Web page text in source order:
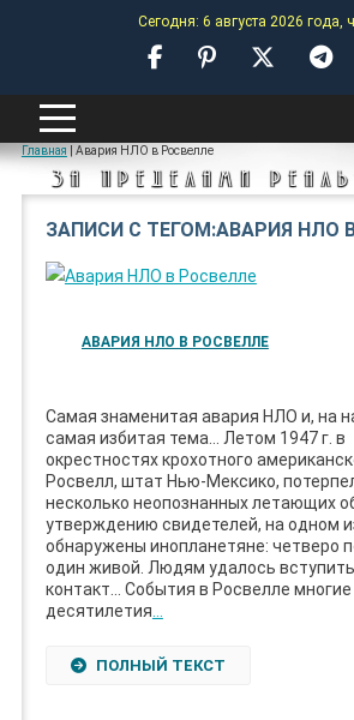
Сегодня: 6 августа 2026 года,
ANOMALY-
ЗА ПРЕДЕЛАМИ
Главная Авария НЛО в Росвелле
ЗАПИСИ С ТЕГОМ:АВАРИЯ НЛО
АВАРИЯ НЛО В РОСВЕЛЛЕ
Самая знаменитая авария НЛО и, на
самая избитая тема… Летом 1947 г. в
окрестностях крохотного
Росвелл, штат Нью-Мексико,
несколько неопознанных летающих
утверждению свидетелей, на одном
обнаружены инопланетяне: четверо
один живой. Людям удалось
контакт… События в Росвелле многие
десятилетия
ПОЛНЫЙ ТЕКСТ